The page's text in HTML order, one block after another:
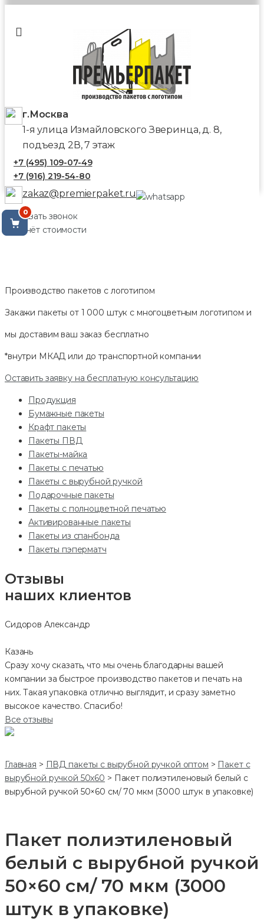
г.Москва
1-я улица Измайловского Зверинца, д. 8,
подъезд 2В, 7 этаж
+7 (495) 109-07-49
+7 (916) 219-54-80
zakaz@premierpaket.ru
Заказать звонок
Расчёт стоимости
0
Производство пакетов с логотипом
Закажи пакеты от 1 000 штук с многоцветным логотипом и
мы доставим ваш заказ бесплатно
*внутри МКАД или до транспортной компании
Оставить заявку на бесплатную консультацию
Продукция
Бумажные пакеты
Крафт пакеты
Пакеты ПВД
Пакеты-майка
Пакеты с печатью
Пакеты с вырубной ручкой
Подарочные пакеты
Пакеты с полноцветной печатью
Активированные пакеты
Пакеты из спанбонда
Пакеты пэперматч
Отзывы
наших клиентов
Сидоров Александр
Казань
Сразу хочу сказать, что мы очень благодарны вашей
компании за быстрое производство пакетов и печать на
них. Такая упаковка отлично выглядит, и сразу заметно
высокое качество. Спасибо!
Все отзывы
Главная > ПВД пакеты с вырубной ручкой оптом > Пакет с
вырубной ручкой 50х60 > Пакет полиэтиленовый белый с
вырубной ручкой 50×60 см/ 70 мкм (3000 штук в упаковке)
Пакет полиэтиленовый
белый с вырубной ручкой
50×60 см/ 70 мкм (3000
штук в упаковке)